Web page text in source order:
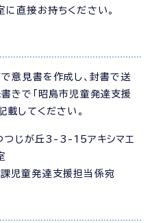
直接お持ちください。
意見書を作成し、封書で送
きで「昭島市児童発達支援
載してください。
じが丘3-3-15アキシマエ
児童発達支援担当係宛